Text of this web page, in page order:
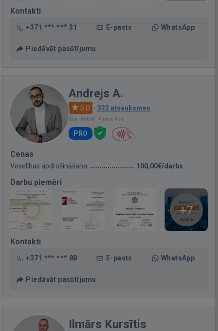
Kontakti
+371 *** *** 31 E-pasts WhatsApp
Piedāvāt pasūtījumu
Andrejs A.
5.0 · 322 atsauksmes
Bija vietnē: Pirms 8 st.
PRO
Cenas
Veselības apdrošināšana 100,00€/darbs
Darbu piemēri
+7
Kontakti
+371 *** *** 88 E-pasts WhatsApp
Piedāvāt pasūtījumu
Ilmārs Kursītis